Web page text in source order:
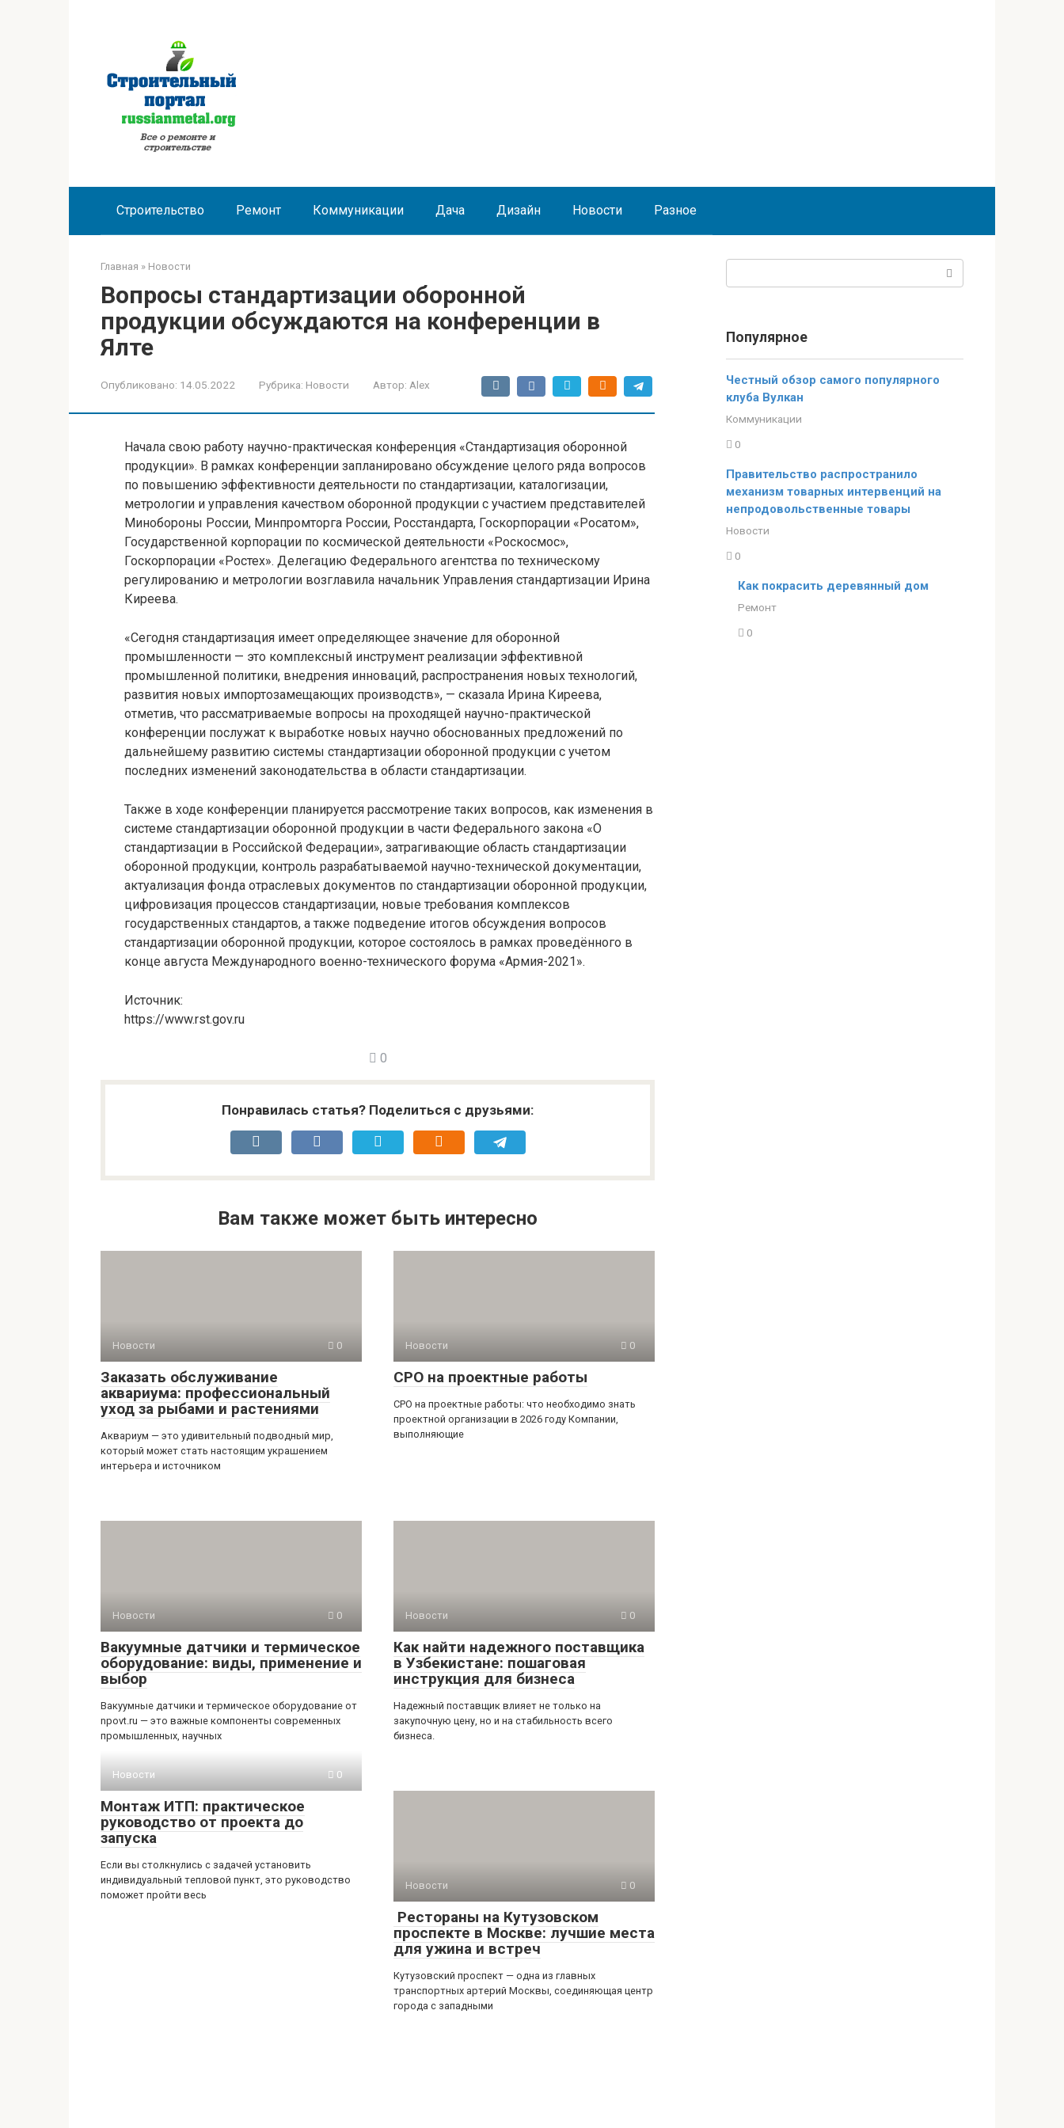
Строительство Ремонт Коммуникации Дача Дизайн Новости Разное
Главная » Новости
Вопросы стандартизации оборонной
продукции обсуждаются на конференции в
Ялте
Опубликовано: 14.05.2022 Рубрика: Новости Автор: Alex
Начала свою работу научно-практическая конференция «Стандартизация оборонной
продукции». В рамках конференции запланировано обсуждение целого ряда вопросов
по повышению эффективности деятельности по стандартизации, каталогизации,
метрологии и управления качеством оборонной продукции с участием представителей
Минобороны России, Минпромторга России, Росстандарта, Госкорпорации «Росатом»,
Государственной корпорации по космической деятельности «Роскосмос»,
Госкорпорации «Ростех». Делегацию Федерального агентства по техническому
регулированию и метрологии возглавила начальник Управления стандартизации Ирина
Киреева.
«Сегодня стандартизация имеет определяющее значение для оборонной
промышленности — это комплексный инструмент реализации эффективной
промышленной политики, внедрения инноваций, распространения новых технологий,
развития новых импортозамещающих производств», — сказала Ирина Киреева,
отметив, что рассматриваемые вопросы на проходящей научно-практической
конференции послужат к выработке новых научно обоснованных предложений по
дальнейшему развитию системы стандартизации оборонной продукции с учетом
последних изменений законодательства в области стандартизации.
Также в ходе конференции планируется рассмотрение таких вопросов, как изменения в
системе стандартизации оборонной продукции в части Федерального закона «О
стандартизации в Российской Федерации», затрагивающие область стандартизации
оборонной продукции, контроль разрабатываемой научно-технической документации,
актуализация фонда отраслевых документов по стандартизации оборонной продукции,
цифровизация процессов стандартизации, новые требования комплексов
государственных стандартов, а также подведение итогов обсуждения вопросов
стандартизации оборонной продукции, которое состоялось в рамках проведённого в
конце августа Международного военно-технического форума «Армия-2021».
Источник:
https://www.rst.gov.ru
0
Понравилась статья? Поделиться с друзьями:
Вам также может быть интересно
Новости 0
Заказать обслуживание
аквариума: профессиональный
уход за рыбами и растениями
Аквариум — это удивительный подводный мир,
который может стать настоящим украшением
интерьера и источником
Новости 0
СРО на проектные работы
СРО на проектные работы: что необходимо знать
проектной организации в 2026 году Компании,
выполняющие
Новости 0
Вакуумные датчики и термическое
оборудование: виды, применение и
выбор
Вакуумные датчики и термическое оборудование от
npovt.ru — это важные компоненты современных
промышленных, научных
Новости 0
Как найти надежного поставщика
в Узбекистане: пошаговая
инструкция для бизнеса
Надежный поставщик влияет не только на
закупочную цену, но и на стабильность всего
бизнеса.
Новости 0
Монтаж ИТП: практическое
руководство от проекта до
запуска
Если вы столкнулись с задачей установить
индивидуальный тепловой пункт, это руководство
поможет пройти весь
Новости 0
Рестораны на Кутузовском
проспекте в Москве: лучшие места
для ужина и встреч
Кутузовский проспект — одна из главных
транспортных артерий Москвы, соединяющая центр
города с западными
Популярное
Честный обзор самого популярного
клуба Вулкан
Коммуникации
0
Правительство распространило
механизм товарных интервенций на
непродовольственные товары
Новости
0
Как покрасить деревянный дом
Ремонт
0